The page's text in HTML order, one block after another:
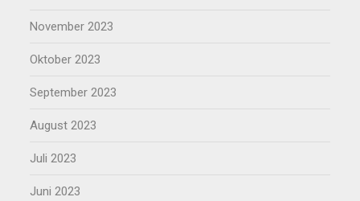
November 2023
Oktober 2023
September 2023
August 2023
Juli 2023
Juni 2023